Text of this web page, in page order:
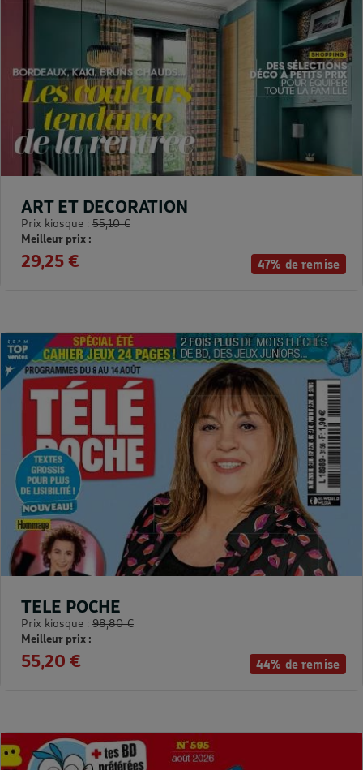
47% de remise
ART ET DECORATION
Prix kiosque : 55,10 €
Meilleur prix :
29,25 €
44% de remise
TELE POCHE
Prix kiosque : 98,80 €
Meilleur prix :
55,20 €